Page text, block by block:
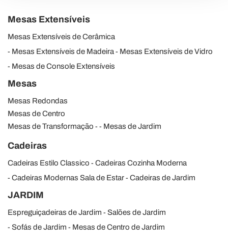
dalla Dichiarazione sui cookie.
annunci, per fornire funzionalità dei social media e per
analizzare il nostro traffico. Condividiamo inoltre
informazioni sul modo in cui utilizza il nostro sito con i
pubblicità e social media, i quali potrebbero combinarle
con altre informazioni che ha fornito loro o che hanno
raccolto dal suo utilizzo dei loro servizi.
Mesas Extensíveis
Mesas Extensíveis de Cerâmica
Mesas Extensíveis de Madeira
Mesas Extensíveis de Vidro
Mesas de Console Extensíveis
Mesas
Mesas Redondas
Mesas de Centro
Mesas de Transformação
Mesas de Jardim
Cadeiras
Cadeiras Estilo Classico
Cadeiras Cozinha Moderna
Cadeiras Modernas Sala de Estar
Cadeiras de Jardim
JARDIM
Espreguiçadeiras de Jardim
Salões de Jardim
Sofás de Jardim
Mesas de Centro de Jardim